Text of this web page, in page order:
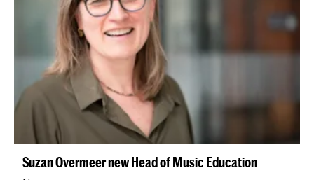
Suzan Overmeer new Head of Music Education